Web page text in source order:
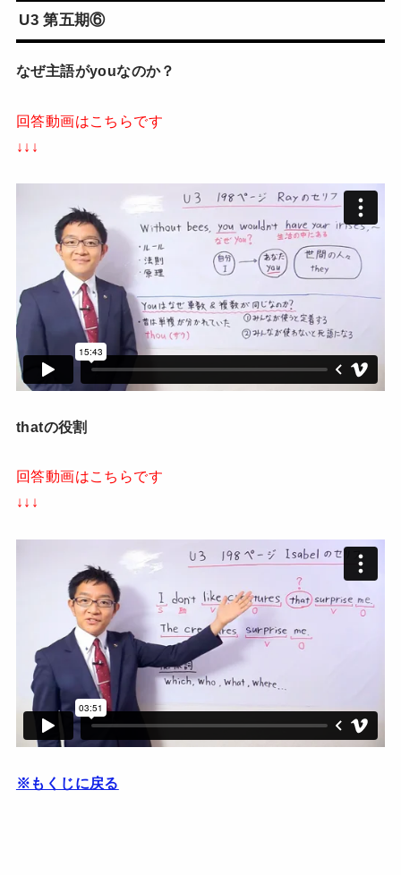
U3 第五期⑥
なぜ主語がyouなのか？
回答動画はこちらです
↓↓↓
thatの役割
回答動画はこちらです
↓↓↓
※もくじに戻る